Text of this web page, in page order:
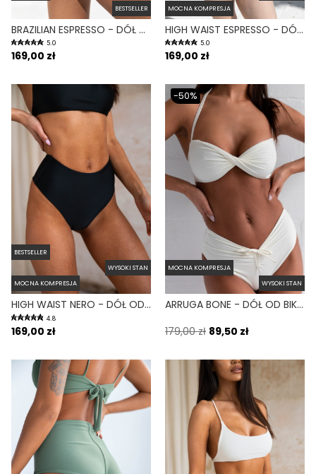
BESTSELLER
BRAZILIAN ESPRESSO - DÓŁ OD BIKINI BRAZYLIJSKI WYCIĘTY BRĄZOWY
5.0
169,00 zł
MOCNA KOMPRESJA
HIGH WAIST ESPRESSO - DÓŁ OD BIKINI WYSOKI STAN FIGI BRĄZOWY
5.0
169,00 zł
BESTSELLER
WYSOKI STAN
MOCNA KOMPRESJA
HIGH WAIST NERO - DÓŁ OD BIKINI WYSOKI STAN FIGI CZARNY
4.8
169,00 zł
MOCNA KOMPRESJA
WYSOKI STAN
-50%
ARRUGA BONE - DÓŁ OD BIKINI MARSZCZONY WYSOKI STAN BIAŁY
179,00 zł 89,50 zł